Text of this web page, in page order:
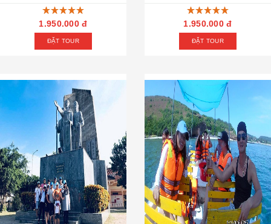
1.950.000 đ
ĐẶT TOUR
1.950.000 đ
ĐẶT TOUR